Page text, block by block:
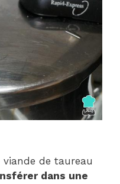
de taureau
dans une